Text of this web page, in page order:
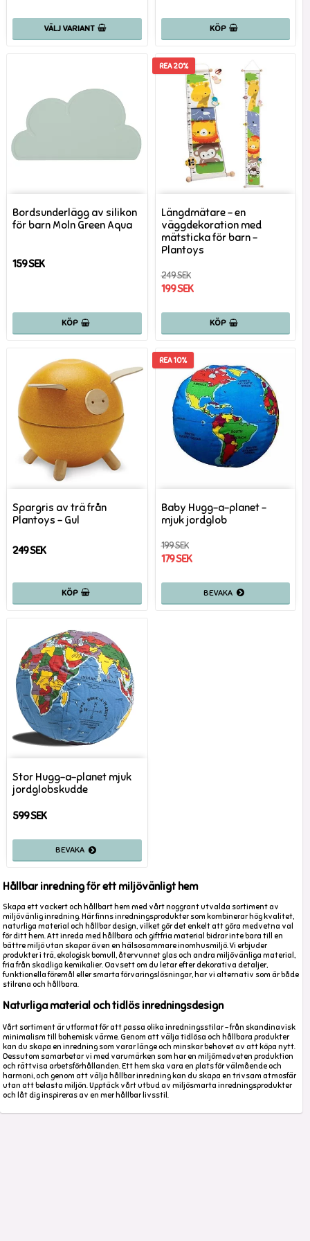
VÄLJ VARIANT KÖP
Bordsunderlägg av silikon
för barn Moln Green Aqua
159 SEK
KÖP
REA 20%
Längdmätare - en
väggdekoration med
mätsticka för barn -
Plantoys
249 SEK
199 SEK
KÖP
Spargris av trä från
Plantoys - Gul
249 SEK
KÖP
REA 10%
Baby Hugg-a-planet -
mjuk jordglob
199 SEK
179 SEK
Stor Hugg-a-planet mjuk
jordglobskudde
599 SEK
Hållbar inredning för ett miljövänligt hem
Skapa ett vackert och hållbart hem med vårt noggrant utvalda sortiment av
miljövänlig inredning. Här finns inredningsprodukter som kombinerar hög kvalitet,
naturliga material och hållbar design, vilket gör det enkelt att göra medvetna val
för ditt hem. Att inreda med hållbara och giftfria material bidrar inte bara till en
bättre miljö utan skapar även en hälsosammare inomhusmiljö. Vi erbjuder
produkter i trä, ekologisk bomull, återvunnet glas och andra miljövänliga material,
fria från skadliga kemikalier. Oavsett om du letar efter dekorativa detaljer,
funktionella föremål eller smarta förvaringslösningar, har vi alternativ som är både
stilrena och hållbara.
Naturliga material och tidlös inredningsdesign
Vårt sortiment är utformat för att passa olika inredningsstilar – från skandinavisk
minimalism till bohemisk värme. Genom att välja tidlösa och hållbara produkter
kan du skapa en inredning som varar länge och minskar behovet av att köpa nytt.
Dessutom samarbetar vi med varumärken som har en miljömedveten produktion
och rättvisa arbetsförhållanden. Ett hem ska vara en plats för välmående och
harmoni, och genom att välja hållbar inredning kan du skapa en trivsam atmosfär
utan att belasta miljön. Upptäck vårt utbud av miljösmarta inredningsprodukter
och låt dig inspireras av en mer hållbar livsstil.